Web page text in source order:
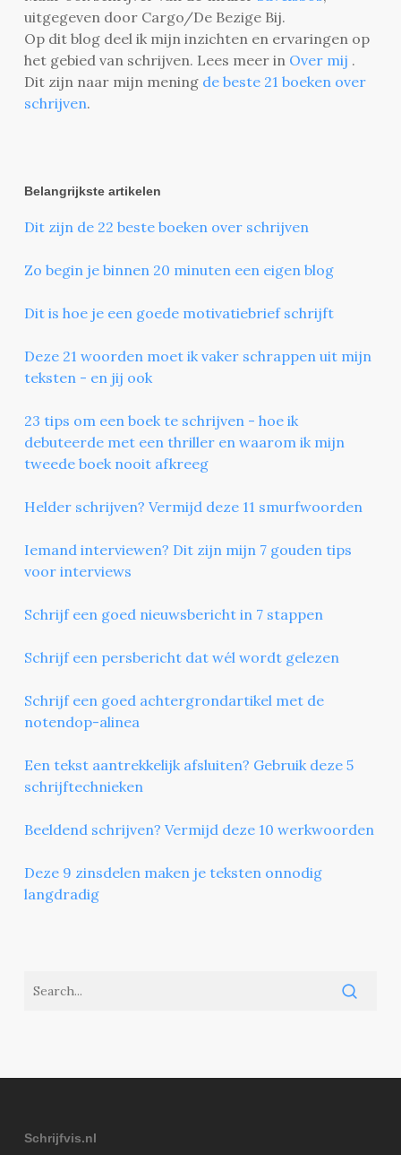
uitgegeven door Cargo/De Bezige Bij.
Op dit blog deel ik mijn inzichten en ervaringen op
het gebied van schrijven. Lees meer in Over mij .
Dit zijn naar mijn mening de beste 21 boeken over
schrijven.
Belangrijkste artikelen
Dit zijn de 22 beste boeken over schrijven
Zo begin je binnen 20 minuten een eigen blog
Dit is hoe je een goede motivatiebrief schrijft
Deze 21 woorden moet ik vaker schrappen uit mijn
teksten - en jij ook
23 tips om een boek te schrijven - hoe ik
debuteerde met een thriller en waarom ik mijn
tweede boek nooit afkreeg
Helder schrijven? Vermijd deze 11 smurfwoorden
Iemand interviewen? Dit zijn mijn 7 gouden tips
voor interviews
Schrijf een goed nieuwsbericht in 7 stappen
Schrijf een persbericht dat wél wordt gelezen
Schrijf een goed achtergrondartikel met de
notendop-alinea
Een tekst aantrekkelijk afsluiten? Gebruik deze 5
schrijftechnieken
Beeldend schrijven? Vermijd deze 10 werkwoorden
Deze 9 zinsdelen maken je teksten onnodig
langdradig
Schrijfvis.nl